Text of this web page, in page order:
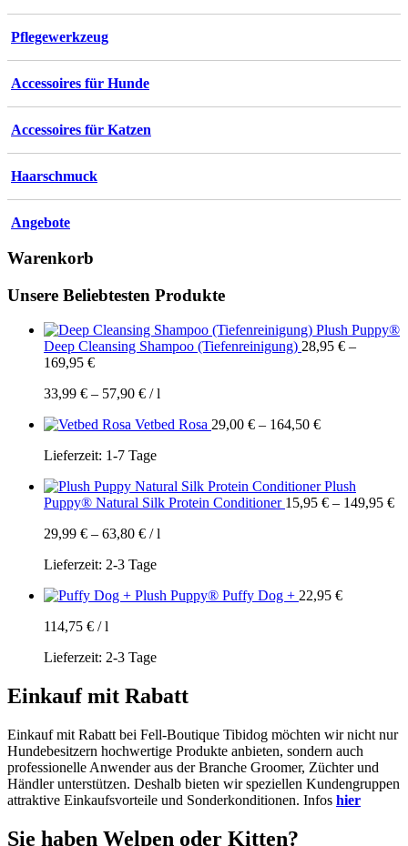
Pflegewerkzeug
Accessoires für Hunde
Accessoires für Katzen
Haarschmuck
Angebote
Warenkorb
Unsere Beliebtesten Produkte
Plush Puppy®
Deep Cleansing Shampoo (Tiefenreinigung) 28,95 € –
169,95 €
33,99 € – 57,90 € /l
Vetbed Rosa 29,00 € – 164,50 €
Lieferzeit: 1-7 Tage
Plush
Puppy® Natural Silk Protein Conditioner 15,95 € – 149,95 €
29,99 € – 63,80 € /l
Lieferzeit: 2-3 Tage
Plush Puppy® Puffy Dog + 22,95 €
114,75 € /l
Lieferzeit: 2-3 Tage
Einkauf mit Rabatt
Einkauf mit Rabatt bei Fell-Boutique Tibidog möchten wir nicht nur
Hundebesitzern hochwertige Produkte anbieten, sondern auch
professionelle Anwender aus der Branche Groomer, Züchter und
Händler unterstützen. Deshalb bieten wir speziellen Kundengruppen
attraktive Einkaufsvorteile und Sonderkonditionen. Infos hier
Sie haben Welpen oder Kitten?